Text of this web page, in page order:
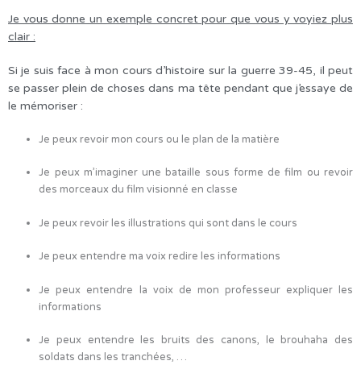
Je vous donne un exemple concret pour que vous y voyiez plus
clair :
Si je suis face à mon cours d’histoire sur la guerre 39-45, il peut
se passer plein de choses dans ma tête pendant que j’essaye de
le mémoriser :
Je peux revoir mon cours ou le plan de la matière
Je peux m’imaginer une bataille sous forme de film ou revoir
des morceaux du film visionné en classe
Je peux revoir les illustrations qui sont dans le cours
Je peux entendre ma voix redire les informations
Je peux entendre la voix de mon professeur expliquer les
informations
Je peux entendre les bruits des canons, le brouhaha des
soldats dans les tranchées, …